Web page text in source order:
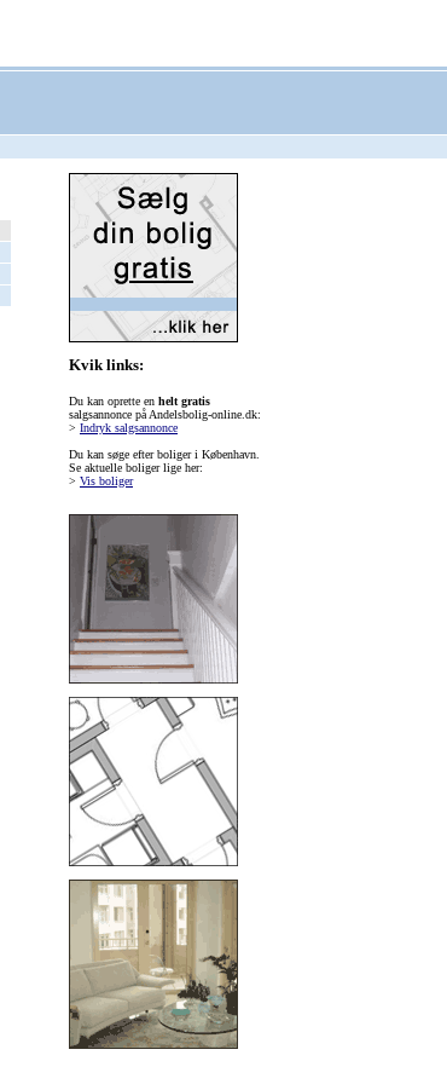
Kvik links:
Du kan oprette en helt gratis
salgsannonce på Andelsbolig-online.dk:
> Indryk salgsannonce
Du kan søge efter boliger i København.
Se aktuelle boliger lige her:
> Vis boliger